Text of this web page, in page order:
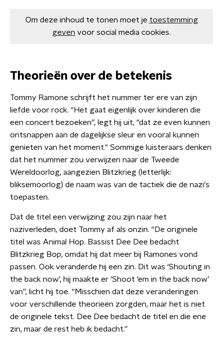
Om deze inhoud te tonen moet je toestemming
geven voor social media cookies.
Theorieën over de betekenis
Tommy Ramone schrijft het nummer ter ere van zijn
liefde voor rock. “Het gaat eigenlijk over kinderen die
een concert bezoeken”, legt hij uit, “dat ze even kunnen
ontsnappen aan de dagelijkse sleur en vooral kunnen
genieten van het moment." Sommige luisteraars denken
dat het nummer zou verwijzen naar de Tweede
Wereldoorlog, aangezien Blitzkrieg (letterlijk:
bliksemoorlog) de naam was van de tactiek die de nazi's
toepasten.
Dat de titel een verwijzing zou zijn naar het
naziverleden, doet Tommy af als onzin. “De originele
titel was Animal Hop. Bassist Dee Dee bedacht
Blitzkrieg Bop, omdat hij dat meer bij Ramones vond
passen. Ook veranderde hij een zin. Dit was ‘Shouting in
the back now’, hij maakte er ‘Shoot ‘em in the back now’
van”, licht hij toe. “Misschien dat deze veranderingen
voor verschillende theorieën zorgden, maar het is niet
de originele tekst. Dee Dee bedacht de titel en die ene
zin, maar de rest heb ik bedacht.”